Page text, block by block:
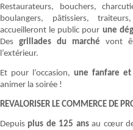
Restaurateurs, bouchers,
boulangers, pâtissiers,
accueilleront le public pour une
Desgrillades du marchévont
l’extérieur.
Et pour l’occasion, une fanfare
animer la soirée !
REVALORISER LE COMMERCE DE
Depuis plus de 125 ansau cœur